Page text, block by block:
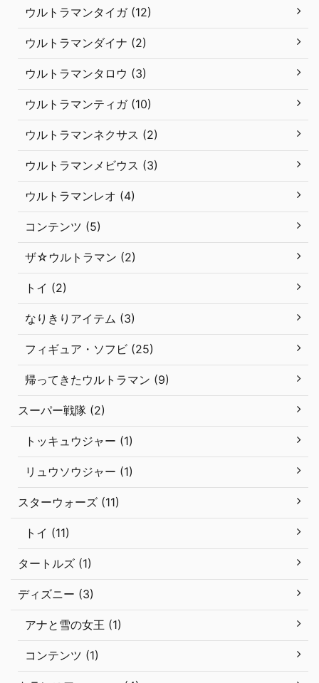
ウルトラマンタイガ (12)
ウルトラマンダイナ (2)
ウルトラマンタロウ (3)
ウルトラマンティガ (10)
ウルトラマンネクサス (2)
ウルトラマンメビウス (3)
ウルトラマンレオ (4)
コンテンツ (5)
ザ☆ウルトラマン (2)
トイ (2)
なりきりアイテム (3)
フィギュア・ソフビ (25)
帰ってきたウルトラマン (9)
スーパー戦隊 (2)
トッキュウジャー (1)
リュウソウジャー (1)
スターウォーズ (11)
トイ (11)
タートルズ (1)
ディズニー (3)
アナと雪の女王 (1)
コンテンツ (1)